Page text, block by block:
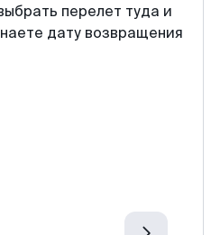
перелет туда и
дату возвращения